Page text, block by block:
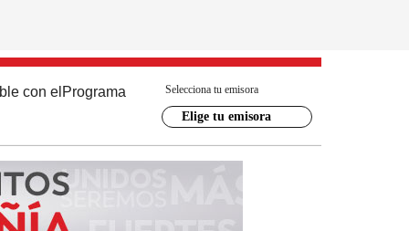
con el Programa Selecciona tu emisora
Elige tu emisora